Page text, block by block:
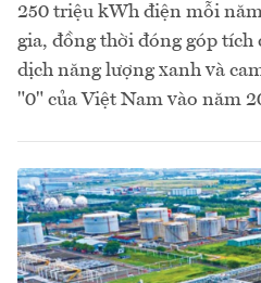
250 triệu kWh điện mỗi
gia, đồng thời đóng góp tích
dịch năng lượng xanh và
"0" của Việt Nam vào năm